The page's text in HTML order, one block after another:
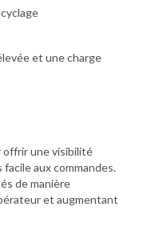
et une charge
offrir une visibilité
aux commandes.
de manière
et augmentant